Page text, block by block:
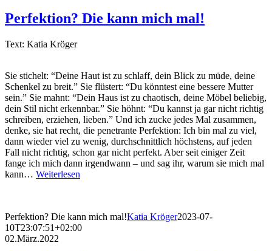
Perfektion? Die kann mich mal!
Text: Katia Kröger
Sie stichelt: “Deine Haut ist zu schlaff, dein Blick zu müde, deine
Schenkel zu breit.” Sie flüstert: “Du könntest eine bessere Mutter
sein.” Sie mahnt: “Dein Haus ist zu chaotisch, deine Möbel beliebig,
dein Stil nicht erkennbar.” Sie höhnt: “Du kannst ja gar nicht richtig
schreiben, erziehen, lieben.” Und ich zucke jedes Mal zusammen,
denke, sie hat recht, die penetrante Perfektion: Ich bin mal zu viel,
dann wieder viel zu wenig, durchschnittlich höchstens, auf jeden
Fall nicht richtig, schon gar nicht perfekt. Aber seit einiger Zeit
fange ich mich dann irgendwann – und sag ihr, warum sie mich mal
kann… Weiterlesen
Perfektion? Die kann mich mal!Katia Kröger2023-07-
10T23:07:51+02:00
02.März.2022